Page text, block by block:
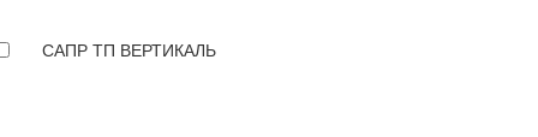
САПР ТП ВЕРТИКАЛЬ